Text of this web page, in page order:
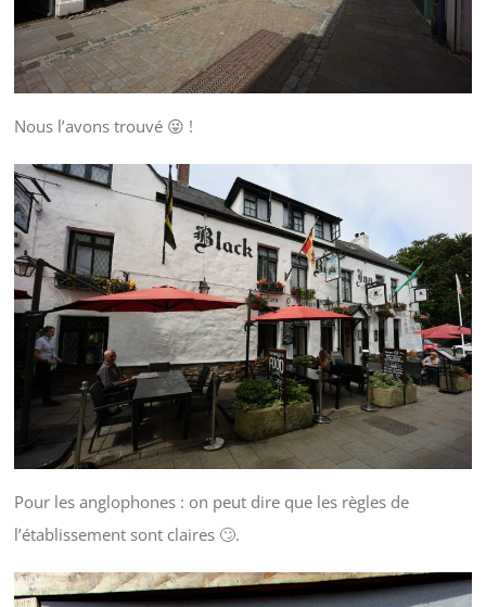
Nous l’avons trouvé 😜 !
Pour les anglophones : on peut dire que les règles de
l’établissement sont claires 🙄.